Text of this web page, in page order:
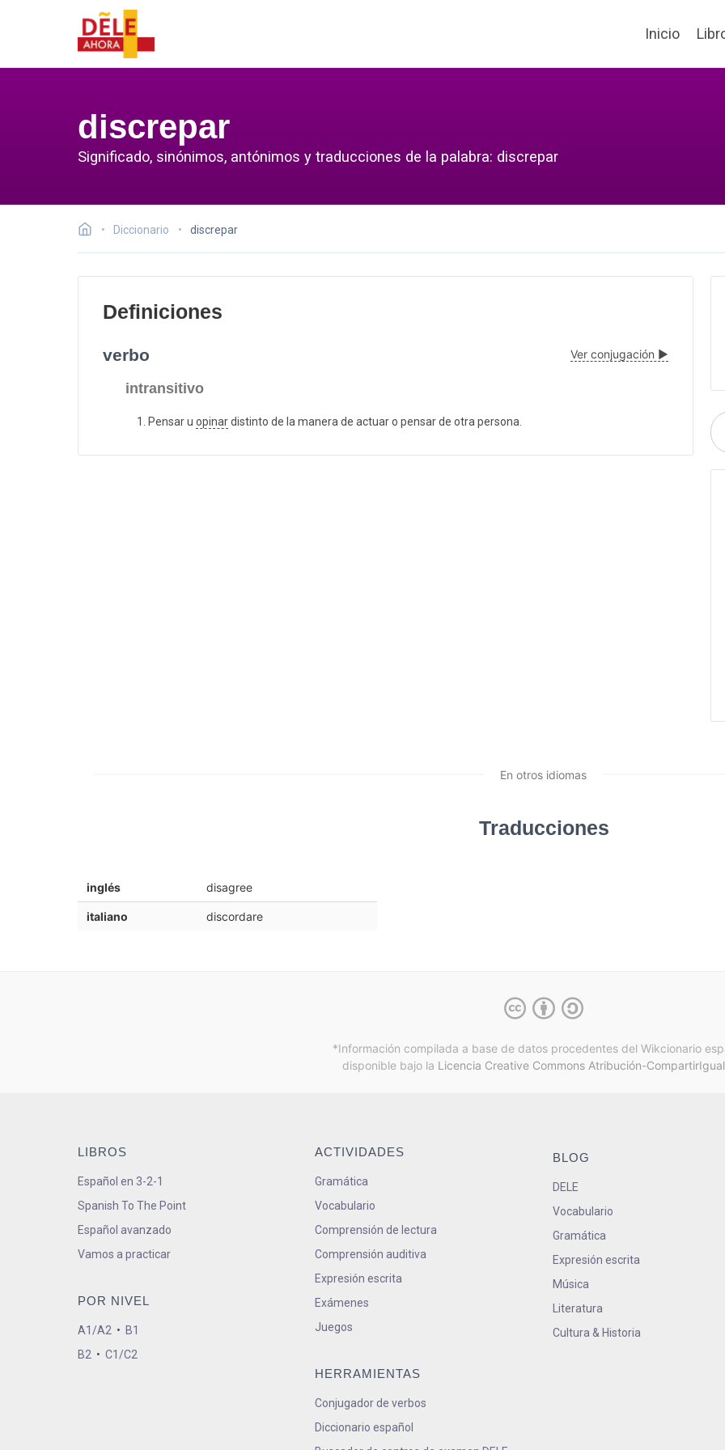
Inicio
discrepar
Significado, sinónimos, antónimos y traducciones de la palabra: discrepar
Diccionario discrepar
Definiciones
verbo Ver conjugación ▶
intransitivo
Pensar u opinardistinto de la manera de actuar o pensar de otra persona.
En otros idiomas
Traducciones
inglés disagree
italiano discordare
*Información compilada a base de datos procedentes del Wikcionario
disponible bajo la Licencia Creative Commons Atribución-
LIBROS
Español en 3-2-1
Spanish To The Point
Español avanzado
Vamos a practicar
POR NIVEL
A1/A2 • B1
B2 • C1/C2
ACTIVIDADES
Gramática
Vocabulario
Comprensión de lectura
Comprensión auditiva
Expresión escrita
Exámenes
Juegos
HERRAMIENTAS
Conjugador de verbos
Diccionario español
BLOG
DELE
Vocabulario
Gramática
Expresión escrita
Música
Literatura
Cultura & Historia